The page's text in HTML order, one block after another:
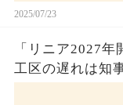
2025/07/23
「リニア2027
工区の遅れは知